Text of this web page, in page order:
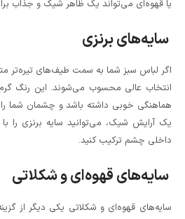
یا قهوه‌ای می‌تواند یک ظاهر شیک و جذاب
سایه‌های برنزی
اگر لباس سبز شما به سمت طیف‌های تیره‌تر
انتخاب عالی محسوب می‌شوند. این رنگ
هماهنگی خوبی داشته باشد و چشمان شما را
یک آرایش شیک، می‌توانید سایه برنزی را
داخلی چشم ترکیب کنید.
سایه‌های قهوه‌ای و شکلاتی
سایه‌های قهوه‌ای و شکلاتی یکی دیگر از